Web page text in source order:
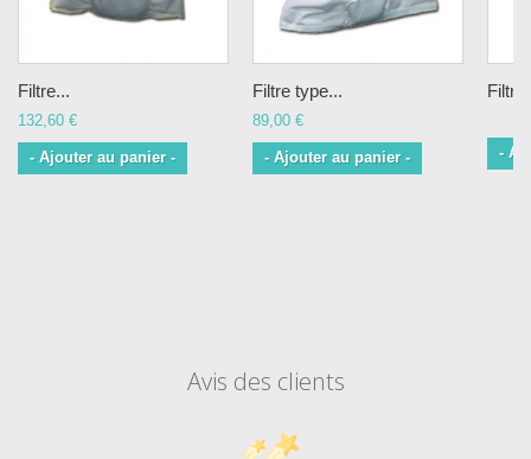
Filtre...
132,60 €
- Ajouter au panier -
Filtre type...
89,00 €
- Ajouter au panier - -
Avis des clients